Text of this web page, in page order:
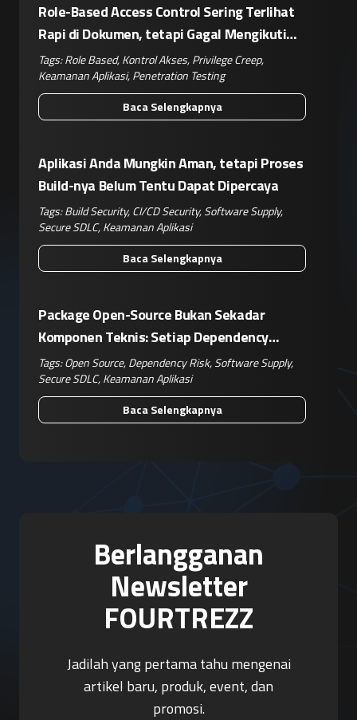
Role-Based Access Control Sering Terlihat
Rapi di Dokumen, tetapi Gagal Mengikuti
Operasional Nyata
Tags:Role Based,Kontrol Akses,Privilege Creep,
Keamanan Aplikasi,Penetration Testing
Baca Selengkapnya
Aplikasi Anda Mungkin Aman, tetapi Proses
Build-nya Belum Tentu Dapat Dipercaya
Tags:Build Security,CI/CD Security,Software Supply,
Secure SDLC,Keamanan Aplikasi
Baca Selengkapnya
Package Open-Source Bukan Sekadar
Komponen Teknis: Setiap Dependency
Adalah Keputusan Risiko Bisnis
Tags:Open Source,Dependency Risk,Software Supply,
Secure SDLC,Keamanan Aplikasi
Baca Selengkapnya
Berlangganan
Newsletter
FOURTREZZ
Jadilah yang pertama tahu mengenai
artikel baru, produk, event, dan
promosi.